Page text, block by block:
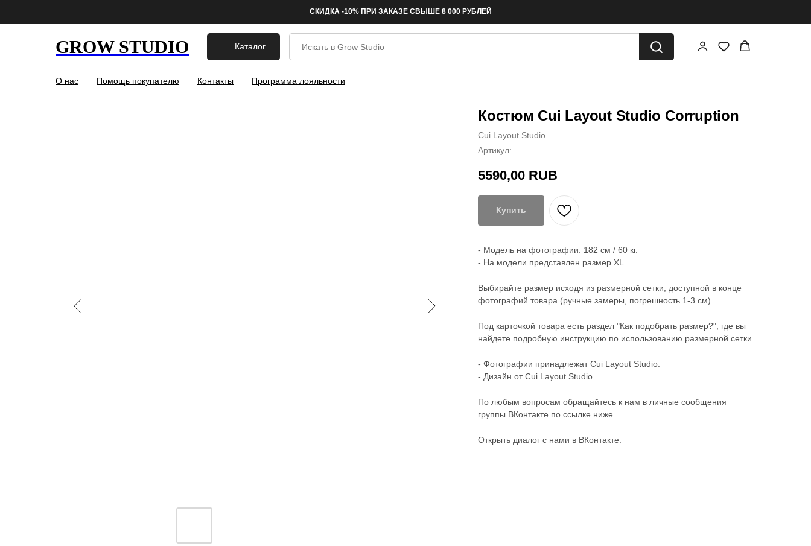
СКИДКА -10% ПРИ ЗАКАЗЕ СВЫШЕ 8 000 РУБЛЕЙ
GROW STUDIO Каталог
О нас Помощь покупателю Контакты Программа лояльности
Костюм Cui Layout Studio Corruption
Cui Layout Studio
Артикул:
5590,00 RUB
Купить
- Модель на фотографии: 182 см / 60 кг.
- На модели представлен размер XL.
Выбирайте размер исходя из размерной сетки, доступной в конце
фотографий товара (ручные замеры, погрешность 1-3 см).
Под карточкой товара есть раздел "Как подобрать размер?", где вы
найдете подробную инструкцию по использованию размерной сетки.
- Фотографии принадлежат Cui Layout Studio.
- Дизайн от Cui Layout Studio.
По любым вопросам обращайтесь к нам в личные сообщения
группы ВКонтакте по ссылке ниже.
Открыть диалог с нами в ВКонтакте.